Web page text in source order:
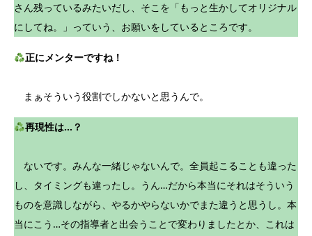
さん残っているみたいだし、そこを「もっと生かしてオリジナル
にしてね。」っていう、お願いをしているところです。
正にメンターですね！
まぁそういう役割でしかないと思うんで。
再現性は…？
ないです。みんな一緒じゃないんで。全員起こることも違った
し、タイミングも違ったし。うん…だから本当にそれはそういう
ものを意識しながら、やるかやらないかでまた違うと思うし。本
当にこう…その指導者と出会うことで変わりましたとか、これは